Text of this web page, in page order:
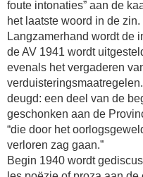
foute intonaties” aan de
het laatste woord in de zin.
Langzamerhand wordt de
de AV 1941 wordt
evenals het vergaderen
deugd: een deel van de
geschonken aan de
“die door het
verloren zag gaan.”
Begin 1940 wordt